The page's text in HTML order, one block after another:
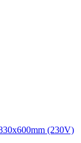
(230V)